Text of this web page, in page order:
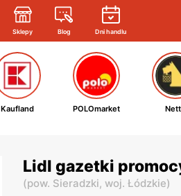
Sklepy Blog Dni handlu
Kaufland POLOmarket
Lidl gazetki
(pow. Sieradzki, woj. Łódzkie)